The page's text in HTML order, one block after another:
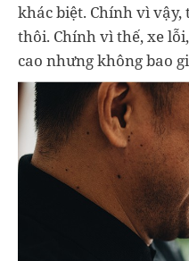
khác biệt. Chính vì
thôi. Chính vì thế, xe
cao nhưng không bao